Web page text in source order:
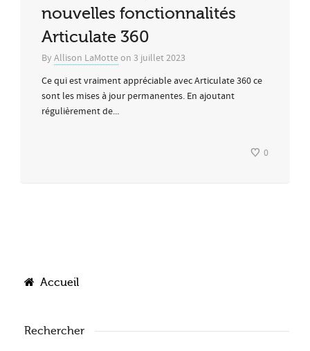
nouvelles fonctionnalités
Articulate 360
By Allison LaMotteon 3 juillet 2023
Ce qui est vraiment appréciable avec Articulate 360 ce
sont les mises à jour permanentes. En ajoutant
régulièrement de...
0
Accueil
Rechercher